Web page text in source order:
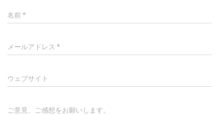
名前*
メールアドレス *
ウェブサイト
ご意見、ご感想をお願いします。